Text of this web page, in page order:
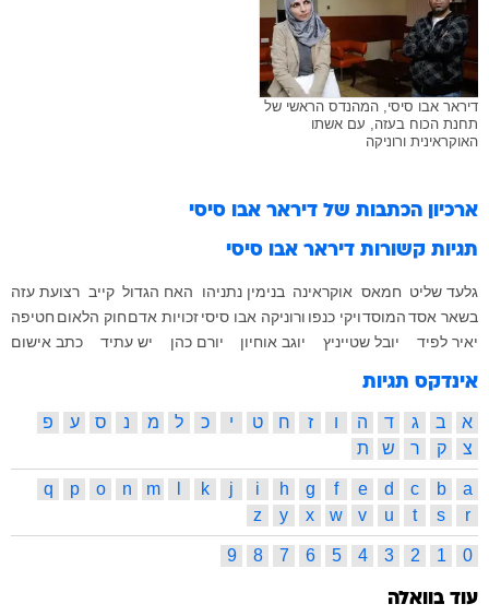
דיראר אבו סיסי, המהנדס הראשי של
תחנת הכוח בעזה, עם אשתו
האוקראינית ורוניקה
ארכיון הכתבות של דיראר אבו סיסי
תגיות קשורות דיראר אבו סיסי
גלעד שליט חמאס אוקראינה בנימין נתניהו האח הגדול קייב רצועת עזה
בשאר אסדהמוסדויקי כנפו ורוניקה אבו סיסיזכויות אדםחוק הלאום חטיפה
יאיר לפיד
יובל שטייניץ יוגב אוחיון יורם כהן יש עתיד כתב אישום
אינדקס תגיות
א ב ג ד ה ו ז ח ט י כ ל מ נ ס ע
פ
צ
ק ר ש ת
a
b
c
d
e
f
g
h
i
j
k
m
n
o
p
q
r
s
t
u
v
w
x
y
z
0
1
2
3
4
5
6
7
8
9
עוד בוואלה